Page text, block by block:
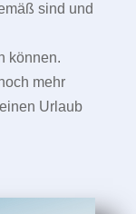
sind und
können.
mehr
Urlaub